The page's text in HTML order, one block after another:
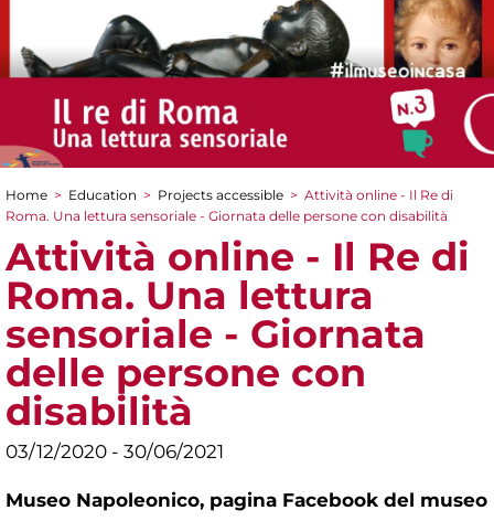
You are here
Home > Education > Projects accessible > Attività online - Il Re di
Roma. Una lettura sensoriale - Giornata delle persone con disabilità
Attività online - Il Re di
Roma. Una lettura
sensoriale - Giornata
delle persone con
disabilità
03/12/2020 - 30/06/2021
Museo Napoleonico, pagina Facebook del museo